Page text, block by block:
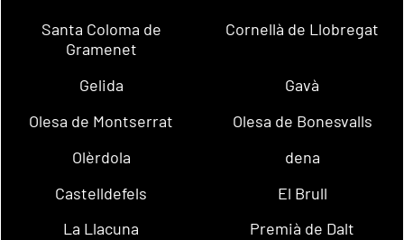
Santa Coloma de
Gramenet
Cornellà de Llobregat
Gelida
Gavà
Olesa de Montserrat
Olesa de Bonesvalls
Olèrdola
dena
Castelldefels
El Brull
La Llacuna
Premià de Dalt